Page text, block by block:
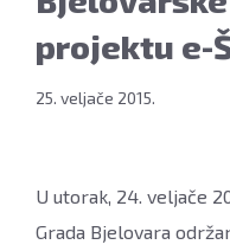
istraživačke
mreže
veljače
2015.,
projektu e-
25. veljače 2015.
U utorak, 24. veljače
Grada Bjelovara